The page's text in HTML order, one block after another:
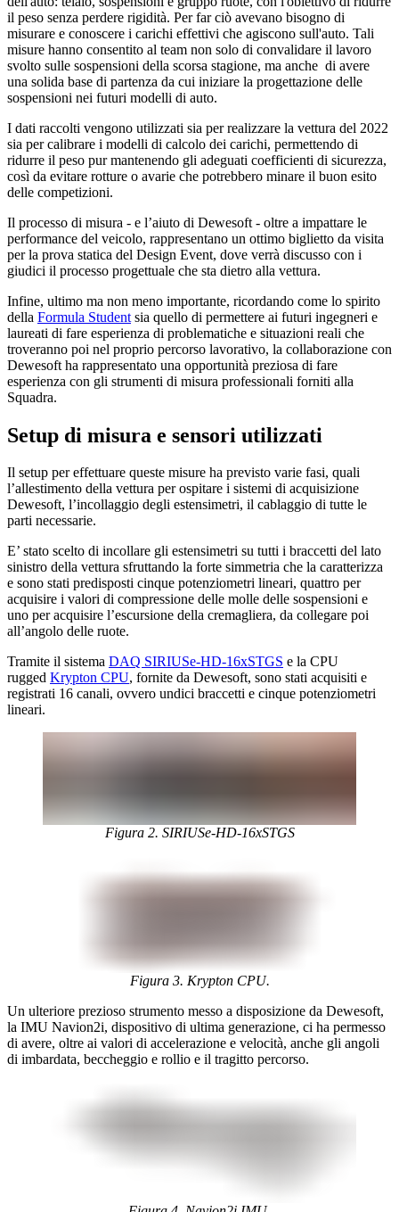
il peso senza perdere rigidità. Per far ciò avevano bisogno di
misurare e conoscere i carichi effettivi che agiscono sull'auto. Tali
misure hanno consentito al team non solo di convalidare il lavoro
svolto sulle sospensioni della scorsa stagione, ma anche di avere
una solida base di partenza da cui iniziare la progettazione delle
sospensioni nei futuri modelli di auto.
I dati raccolti vengono utilizzati sia per realizzare la vettura del 2022
sia per calibrare i modelli di calcolo dei carichi, permettendo di
ridurre il peso pur mantenendo gli adeguati coefficienti di sicurezza,
così da evitare rotture o avarie che potrebbero minare il buon esito
delle competizioni.
Il processo di misura - e l’aiuto di Dewesoft - oltre a impattare le
performance del veicolo, rappresentano un ottimo biglietto da visita
per la prova statica del Design Event, dove verrà discusso con i
giudici il processo progettuale che sta dietro alla vettura.
Infine, ultimo ma non meno importante, ricordando come lo spirito
della Formula Student sia quello di permettere ai futuri ingegneri e
laureati di fare esperienza di problematiche e situazioni reali che
troveranno poi nel proprio percorso lavorativo, la collaborazione con
Dewesoft ha rappresentato una opportunità preziosa di fare
esperienza con gli strumenti di misura professionali forniti alla
Squadra.
Setup di misura e sensori utilizzati
Il setup per effettuare queste misure ha previsto varie fasi, quali
l’allestimento della vettura per ospitare i sistemi di acquisizione
Dewesoft, l’incollaggio degli estensimetri, il cablaggio di tutte le
parti necessarie.
E’ stato scelto di incollare gli estensimetri su tutti i braccetti del lato
sinistro della vettura sfruttando la forte simmetria che la caratterizza
e sono stati predisposti cinque potenziometri lineari, quattro per
acquisire i valori di compressione delle molle delle sospensioni e
uno per acquisire l’escursione della cremagliera, da collegare poi
all’angolo delle ruote.
Tramite il sistema DAQ SIRIUSe-HD-16xSTGS e la CPU
rugged Krypton CPU, fornite da Dewesoft, sono stati acquisiti e
registrati 16 canali, ovvero undici braccetti e cinque potenziometri
lineari.
Figura 2. SIRIUSe-HD-16xSTGS
Figura 3. Krypton CPU.
Un ulteriore prezioso strumento messo a disposizione da Dewesoft,
la IMU Navion2i, dispositivo di ultima generazione, ci ha permesso
di avere, oltre ai valori di accelerazione e velocità, anche gli angoli
di imbardata, beccheggio e rollio e il tragitto percorso.